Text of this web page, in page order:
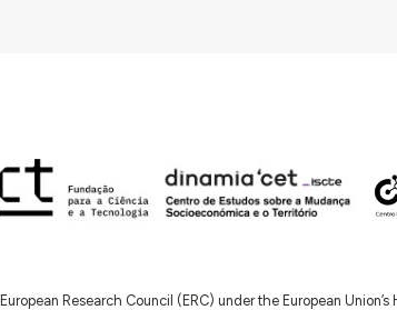
Research Council (ERC) under the European